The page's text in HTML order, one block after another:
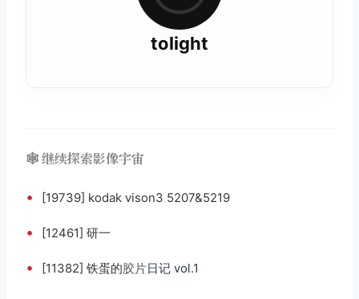
tolight
🕸️ 继续探索影像宇宙
• [19739] kodak vison3 5207&5219
• [12461] 研一
• [11382] 铁蛋的胶片日记 vol.1